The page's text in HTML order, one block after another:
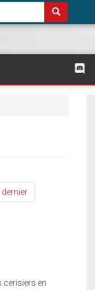
dernier
cerisiers en